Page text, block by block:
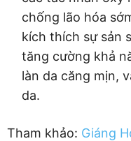
chống lão hóa
kích thích sự sản
tăng cường khả
làn da căng mịn,
da.
Tham khảo: Giáng